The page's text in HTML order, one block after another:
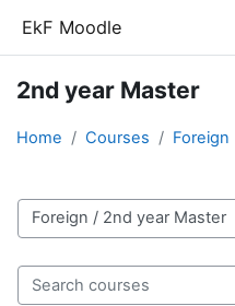
EkF Moodle
2nd year Master
Home Courses Foreign
Course categories
Search courses